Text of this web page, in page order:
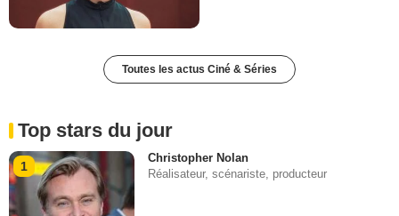
Toutes les actus Ciné & Séries
Top stars du jour
1
Christopher Nolan
Réalisateur, scénariste, producteur